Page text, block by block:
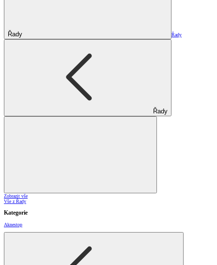
Řady Řady
Řady
Zobrazit vše
Vše z Řady
Kategorie
Aknestop